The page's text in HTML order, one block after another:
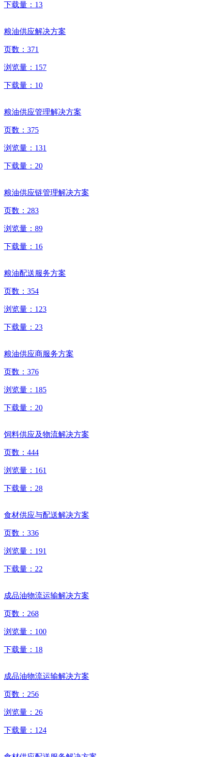
下载量： 13
粮油供应解决方案
页数： 371
浏览量： 157
下载量： 10
粮油供应管理解决方案
页数： 375
浏览量： 131
下载量： 20
粮油供应链管理解决方案
页数： 283
浏览量： 89
下载量： 16
粮油配送服务方案
页数： 354
浏览量： 123
下载量： 23
粮油供应商服务方案
页数： 376
浏览量： 185
下载量： 20
饲料供应及物流解决方案
页数： 444
浏览量： 161
下载量： 28
食材供应与配送解决方案
页数： 336
浏览量： 191
下载量： 22
成品油物流运输解决方案
页数： 268
浏览量： 100
下载量： 18
成品油物流运输解决方案
页数： 256
浏览量： 26
下载量： 124